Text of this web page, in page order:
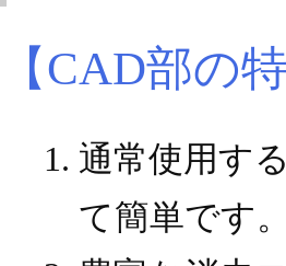
【CAD部の
通常使用す
て簡単です。